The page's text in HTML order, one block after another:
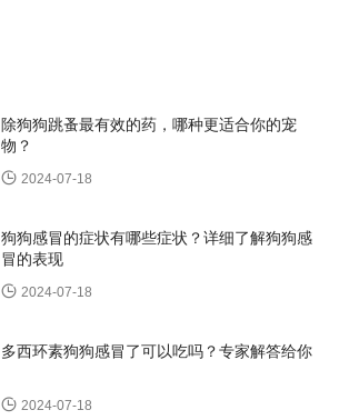
除狗狗跳蚤最有效的药，哪种更适合你的宠
物？
2024-07-18
狗狗感冒的症状有哪些症状？详细了解狗狗感
冒的表现
2024-07-18
多西环素狗狗感冒了可以吃吗？专家解答给你
2024-07-18